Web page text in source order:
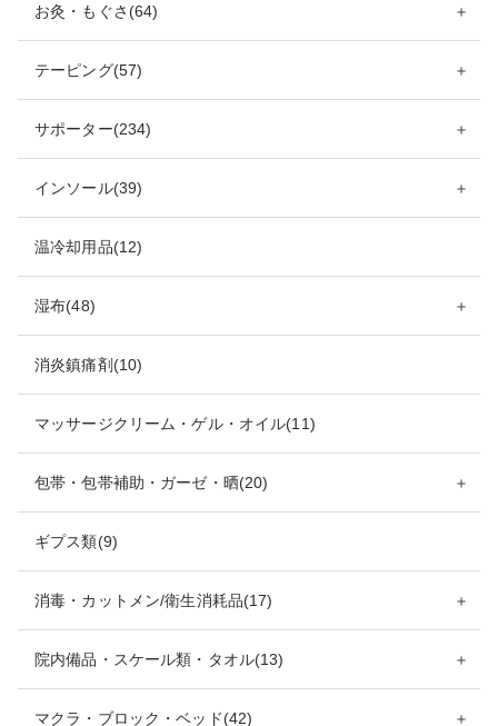
お灸・もぐさ(64) ＋
テーピング(57) ＋
サポーター(234) ＋
インソール(39) ＋
温冷却用品(12)
湿布(48) ＋
消炎鎮痛剤(10)
マッサージクリーム・ゲル・オイル(11)
包帯・包帯補助・ガーゼ・晒(20) ＋
ギプス類(9)
消毒・カットメン/衛生消耗品(17) ＋
院内備品・スケール類・タオル(13) ＋
マクラ・ブロック・ベッド(42) ＋